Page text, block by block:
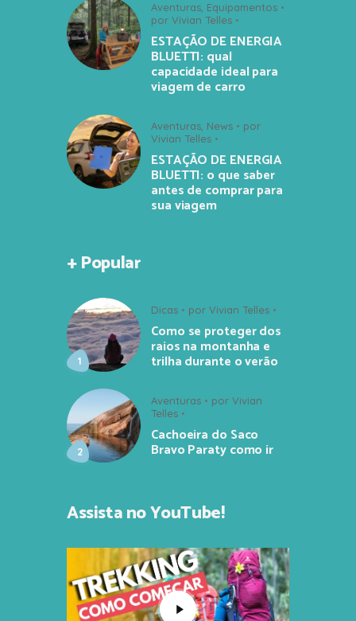
Aventuras Equipamentos
por Vivian Telles
ESTAÇÃO DE ENERGIA
BLUETTI: qual
capacidade ideal para
viagem de carro
Aventuras News
por
Vivian Telles
ESTAÇÃO DE ENERGIA
BLUETTI: o que saber
antes de comprar para
sua viagem
+ Popular
Dicas por Vivian Telles
Como se proteger dos
raios na montanha e
trilha durante o verão
Aventuras por Vivian
Telles
Cachoeira do Saco
Bravo Paraty como ir
Assista no YouTube!